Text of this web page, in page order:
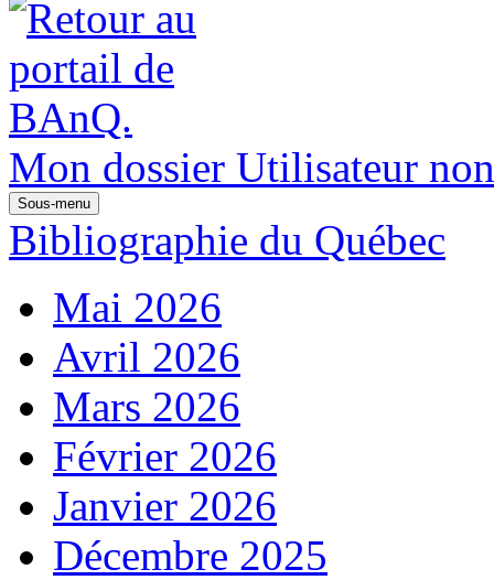
Mon dossier Utilisateur
Sous-menu
Bibliographie du Québec
Mai 2026
Avril 2026
Mars 2026
Février 2026
Janvier 2026
Décembre 2025